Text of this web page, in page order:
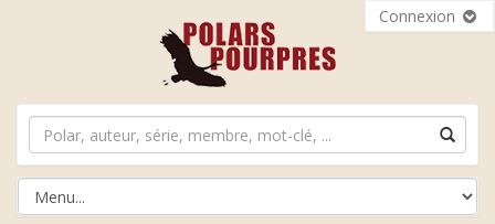
Connexion